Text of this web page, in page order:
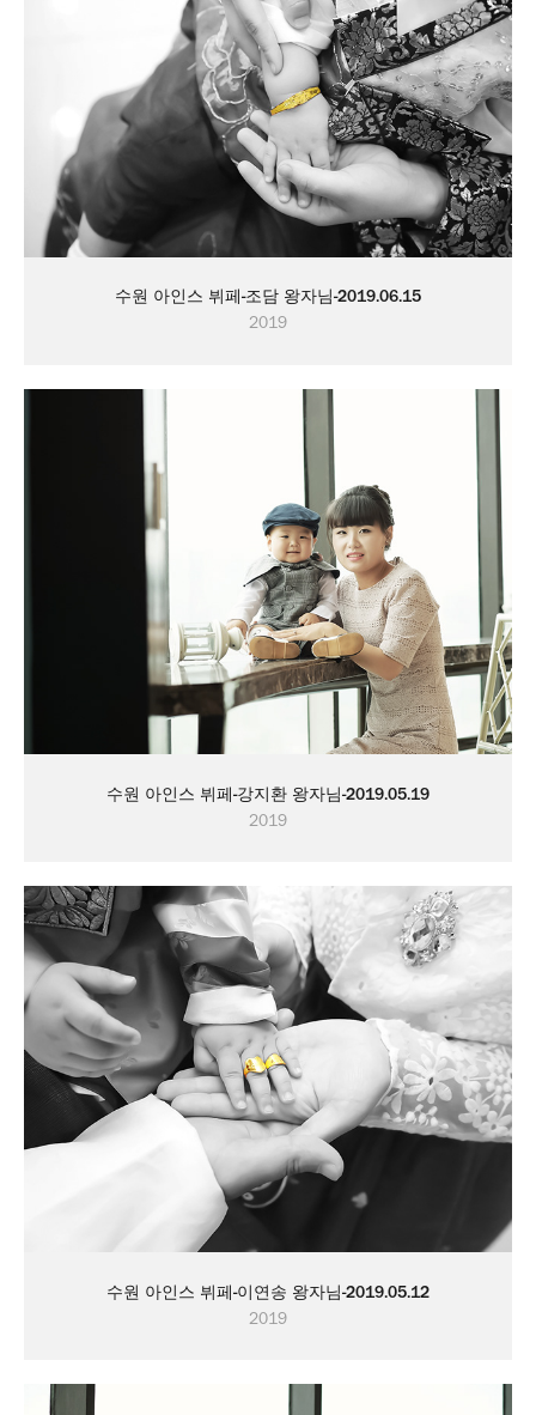
수원 아인스 뷔페-조담 왕자님-2019.06.15
2019
수원 아인스 뷔페-강지환 왕자님-2019.05.19
2019
수원 아인스 뷔페-이연송 왕자님-2019.05.12
2019